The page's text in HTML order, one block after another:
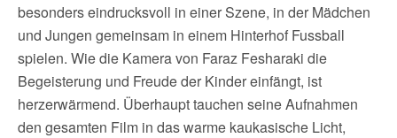
besonders eindrucksvoll in einer Szene, in der Mädchen
und Jungen gemeinsam in einem Hinterhof Fussball
spielen. Wie die Kamera von Faraz Fesharaki die
Begeisterung und Freude der Kinder einfängt, ist
herzerwärmend. Überhaupt tauchen seine Aufnahmen
den gesamten Film in das warme kaukasische Licht,